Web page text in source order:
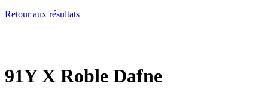
Retour aux résultats
91Y X Roble Dafne